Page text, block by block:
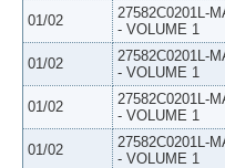
01/02
27582C0201L-
- VOLUME 1
01/02
27582C0201L-
- VOLUME 1
01/02
27582C0201L-
- VOLUME 1
01/02
27582C0201L-
- VOLUME 1